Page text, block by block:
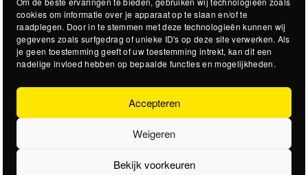
cookies om informatie over je apparaat op te slaan en/of te
raadplegen. Door in te stemmen met deze technologieën kunnen wij
gegevens zoals surfgedrag of unieke ID's op deze site verwerken. Als
je geen toestemming geeft of uw toestemming intrekt, kan dit een
nadelige invloed hebben op bepaalde functies en mogelijkheden.
Accepteren
Weigeren
Bekijk voorkeuren